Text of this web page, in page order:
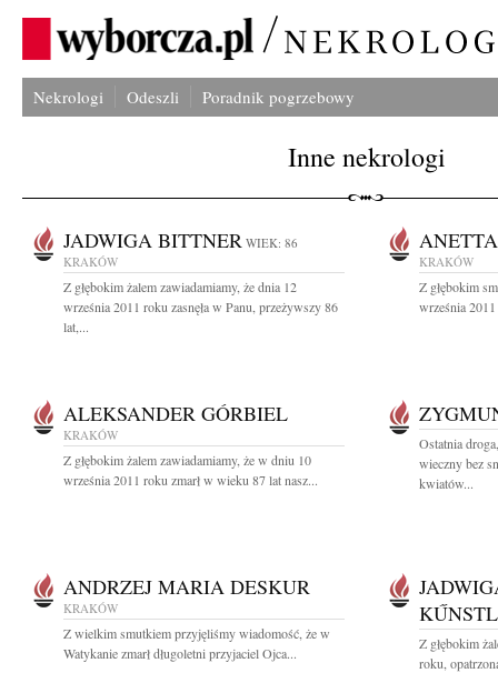
Nekrologi Odeszli Poradnik pogrzebowy
Inne nekrologi
JADWIGA BITTNER WIEK: 86
KRAKÓW
Z głębokim żalem zawiadamiamy, że dnia 12
września 2011 roku zasnęła w Panu, przeżywszy 86
lat,...
KRAKÓW
Z głębokim
września
ALEKSANDER GÓRBIEL
KRAKÓW
Z głębokim żalem zawiadamiamy, że w dniu 10
września 2011 roku zmarł w wieku 87 lat nasz...
Ostatnia
wieczny bez
kwiatów...
ANDRZEJ MARIA DESKUR
KRAKÓW
Z wielkim smutkiem przyjęliśmy wiadomość, że w
Watykanie zmarł długoletni przyjaciel Ojca...
Z głębokim
roku,